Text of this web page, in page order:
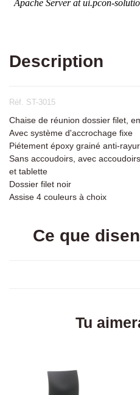
Description
Réf. ST-3015
Chaise de réunion dossier filet,
Avec système d'accrochage fixe
Piétement époxy grainé anti-
Sans accoudoirs, avec
et tablette
Dossier filet noir
Assise 4 couleurs à choix
Ce que
Tu